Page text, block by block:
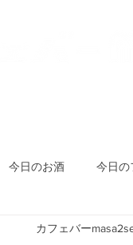
今日のお酒 今日の
カフェバー